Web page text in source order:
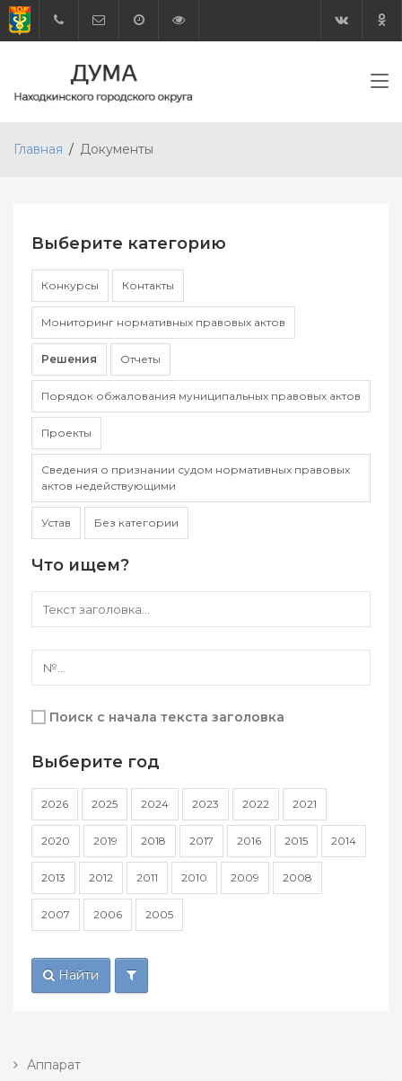
Главная Документы
Выберите категорию
Конкурсы Контакты
Мониторинг нормативных правовых актов
Решения Отчеты
Порядок обжалования муниципальных правовых актов
Проекты
Сведения о признании судом нормативных правовых
актов недействующими
Устав Без категории
Что ищем?
Поиск с начала текста заголовка
Выберите год
2026 2025 2024 2023 2022 2021
2020 2019 2018 2017 2016 2015 2014
2013 2012 2011 2010 2009 2008
2007 2006 2005
Найти
Аппарат